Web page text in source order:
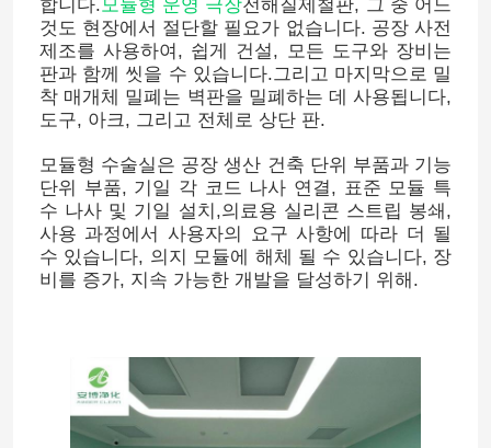
합니다.모듈형 운영 극장전해질제철판, 그 중 어느
것도 현장에서 절단할 필요가 없습니다. 공장 사전
제조를 사용하여, 쉽게 건설, 모든 도구와 장비는
판과 함께 씻을 수 있습니다.그리고 마지막으로 밀
착 매개체 밀폐는 벽판을 밀폐하는 데 사용됩니다,
도구, 아크, 그리고 전체로 상단 판.
모듈형 수술실은 공장 생산 건축 단위 부품과 기능
단위 부품, 기일 각 코드 나사 연결, 표준 모듈 특
수 나사 및 기일 설치,의료용 실리콘 스트립 봉쇄,
사용 과정에서 사용자의 요구 사항에 따라 더 될
수 있습니다, 의지 모듈에 해체 될 수 있습니다, 장
비를 증가, 지속 가능한 개발을 달성하기 위해.